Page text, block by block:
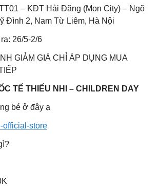
– KĐT Hải Đăng (Mon City) – Ngõ
Đình 2, Nam Từ Liêm, Hà Nội
26/5-2/6
GIẢM GIÁ CHỈ ÁP DỤNG MUA
TẾ THIẾU NHI – CHILDREN DAY
bé ở đây ạ
official-store